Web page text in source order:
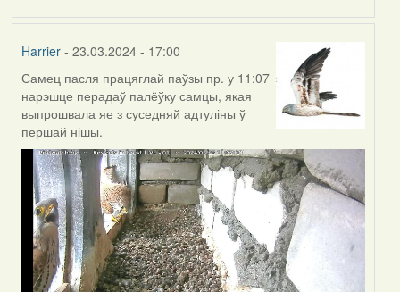
Harrier- 23.03.2024 - 17:00
Самец пасля працяглай паўзы пр. у 11:07
нарэшце перадаў палёўку самцы, якая
выпрошвала яе з суседняй адтуліны ў
першай нішы.